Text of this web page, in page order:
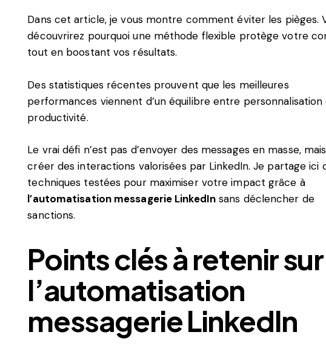
Dans cet article, je vous montre comment éviter les pièges.
découvrirez pourquoi une méthode flexible protège votre
tout en boostant vos résultats.
Des statistiques récentes prouvent que les meilleures
performances viennent d’un équilibre entre personnalisation
productivité.
Le vrai défi n’est pas d’envoyer des messages en masse,
créer des interactions valorisées par LinkedIn. Je partage ici
techniques testées pour maximiser votre impact grâce à
l’automatisation messagerie LinkedIn sans déclencher de
sanctions.
Points clés à retenir sur
l’automatisation
messagerie LinkedIn